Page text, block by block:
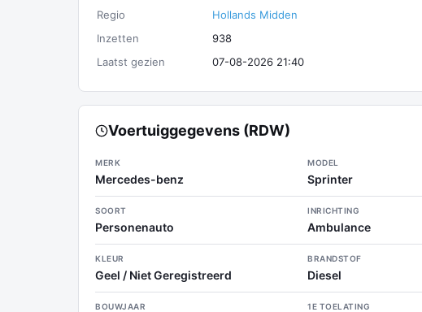
Regio
Hollands Midden
Inzetten
938
Laatst gezien
07-08-2026 21:40
Voertuiggegevens (RDW)
MERK
Mercedes-benz
MODEL
Sprinter
SOORT
Personenauto
INRICHTING
Ambulance
KLEUR
Geel / Niet Geregistreerd
BRANDSTOF
Diesel
BOUWJAAR 1E TOELATING